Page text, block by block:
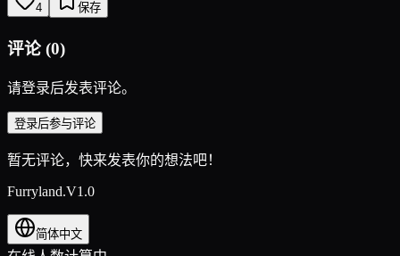
4 保存
评论 (0)
请登录后发表评论。
登录后参与评论
暂无评论，快来发表你的想法吧！
Furryland.V1.0
简体中文